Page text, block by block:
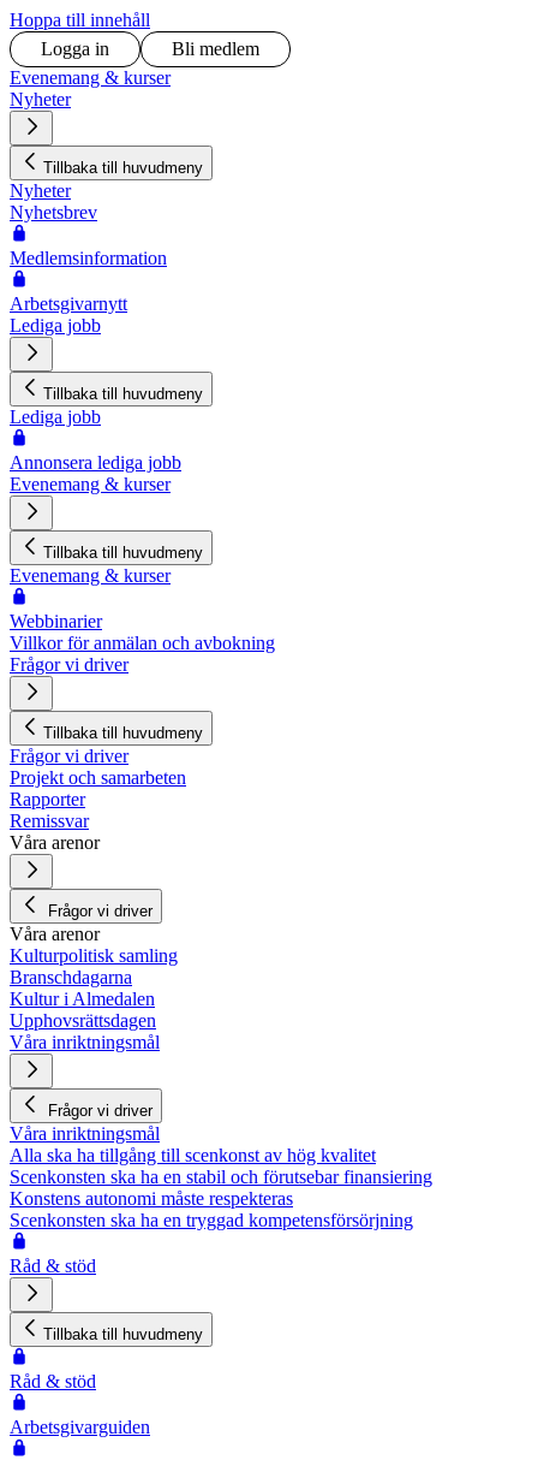
Hoppa till innehåll
Logga in
Bli medlem
Evenemang & kurser
Nyheter
Tillbaka till huvudmeny
Nyheter
Nyhetsbrev
Medlemsinformation
Arbetsgivarnytt
Lediga jobb
Tillbaka till huvudmeny
Lediga jobb
Annonsera lediga jobb
Evenemang & kurser
Tillbaka till huvudmeny
Evenemang & kurser
Webbinarier
Villkor för anmälan och avbokning
Frågor vi driver
Tillbaka till huvudmeny
Frågor vi driver
Projekt och samarbeten
Rapporter
Remissvar
Våra arenor
Frågor vi driver
Våra arenor
Kulturpolitisk samling
Branschdagarna
Kultur i Almedalen
Upphovsrättsdagen
Våra inriktningsmål
Frågor vi driver
Våra inriktningsmål
Alla ska ha tillgång till scenkonst av hög kvalitet
Scenkonsten ska ha en stabil och förutsebar finansiering
Konstens autonomi måste respekteras
Scenkonsten ska ha en tryggad kompetensförsörjning
Råd & stöd
Tillbaka till huvudmeny
Råd & stöd
Arbetsgivarguiden